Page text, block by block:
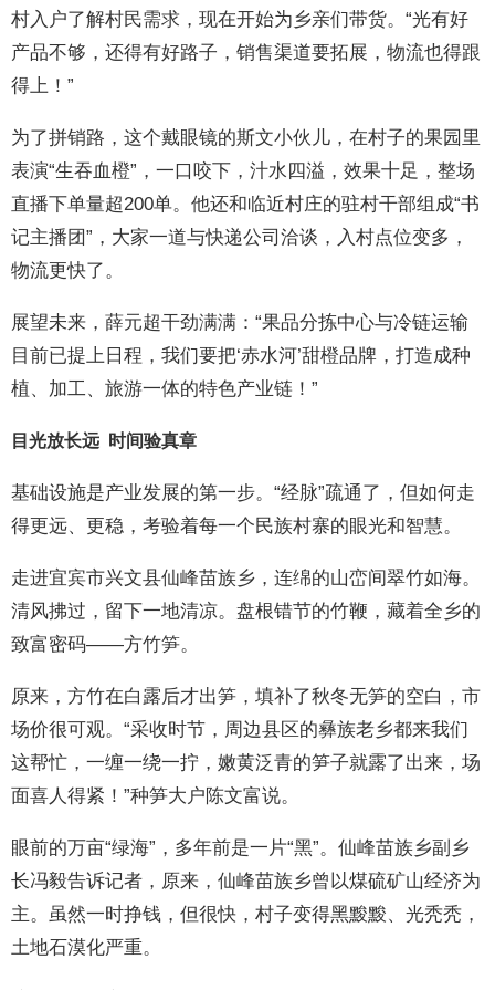
村入户了解村民需求，现在开始为乡亲们带货。“光有好
产品不够，还得有好路子，销售渠道要拓展，物流也得跟
得上！”
为了拼销路，这个戴眼镜的斯文小伙儿，在村子的果园里
表演“生吞血橙”，一口咬下，汁水四溢，效果十足，整场
直播下单量超200单。他还和临近村庄的驻村干部组成“书
记主播团”，大家一道与快递公司洽谈，入村点位变多，
物流更快了。
展望未来，薛元超干劲满满：“果品分拣中心与冷链运输
目前已提上日程，我们要把‘赤水河’甜橙品牌，打造成种
植、加工、旅游一体的特色产业链！”
目光放长远 时间验真章
基础设施是产业发展的第一步。“经脉”疏通了，但如何走
得更远、更稳，考验着每一个民族村寨的眼光和智慧。
走进宜宾市兴文县仙峰苗族乡，连绵的山峦间翠竹如海。
清风拂过，留下一地清凉。盘根错节的竹鞭，藏着全乡的
致富密码——方竹笋。
原来，方竹在白露后才出笋，填补了秋冬无笋的空白，市
场价很可观。“采收时节，周边县区的彝族老乡都来我们
这帮忙，一缠一绕一拧，嫩黄泛青的笋子就露了出来，场
面喜人得紧！”种笋大户陈文富说。
眼前的万亩“绿海”，多年前是一片“黑”。仙峰苗族乡副乡
长冯毅告诉记者，原来，仙峰苗族乡曾以煤硫矿山经济为
主。虽然一时挣钱，但很快，村子变得黑黢黢、光秃秃，
土地石漠化严重。